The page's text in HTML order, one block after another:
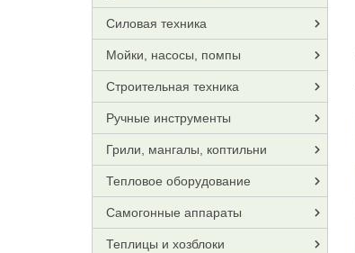
Силовая техника
Мойки, насосы, помпы
Строительная техника
Ручные инструменты
Грили, мангалы, коптильни
Тепловое оборудование
Самогонные аппараты
Теплицы и хозблоки